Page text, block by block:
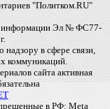
"Политком.RU"
информации Эл № ФС77-
в сфере связи,
коммуникаций.
сайта активная
в РФ: Meta